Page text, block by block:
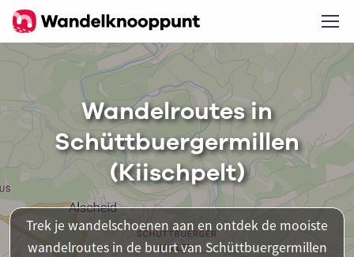
Wandelroutes in
Schüttbuergermillen
(Kiischpelt)
Trek je wandelschoenen aan en ontdek de mooiste
wandelroutes in de buurt van Schüttbuergermillen